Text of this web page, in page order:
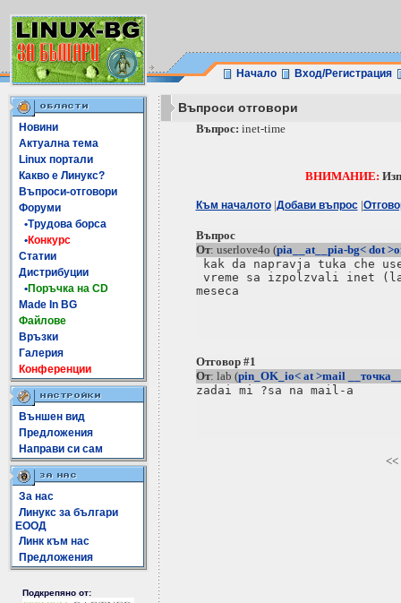
Начало Вход/Регистрация
Новини
Актуална тема
Linux портали
Какво е Линукс?
Въпроси-отговори
Форуми
•Трудова борса
•Конкурс
Статии
Дистрибуции
•Поръчка на CD
Made In BG
Файлове
Връзки
Галерия
Конференции
Външен вид
Предложения
Направи си сам
За нас
Линукс за българи
ЕООД
Линк към нас
Предложения
Подкрепяно от:
Въпроси отговори
Въпрос: inet-time
ВНИМАНИЕ:
Към началото|Добави въпрос|
Въпрос
От: userlove4o (pia__at__pia-bg< dot
kak da napravja tuka che
vreme sa izpolzvali inet
meseca
Отговор #1
От: lab (pin_OK_io< at >mail
zadai mi ?sa na mail-a
<<